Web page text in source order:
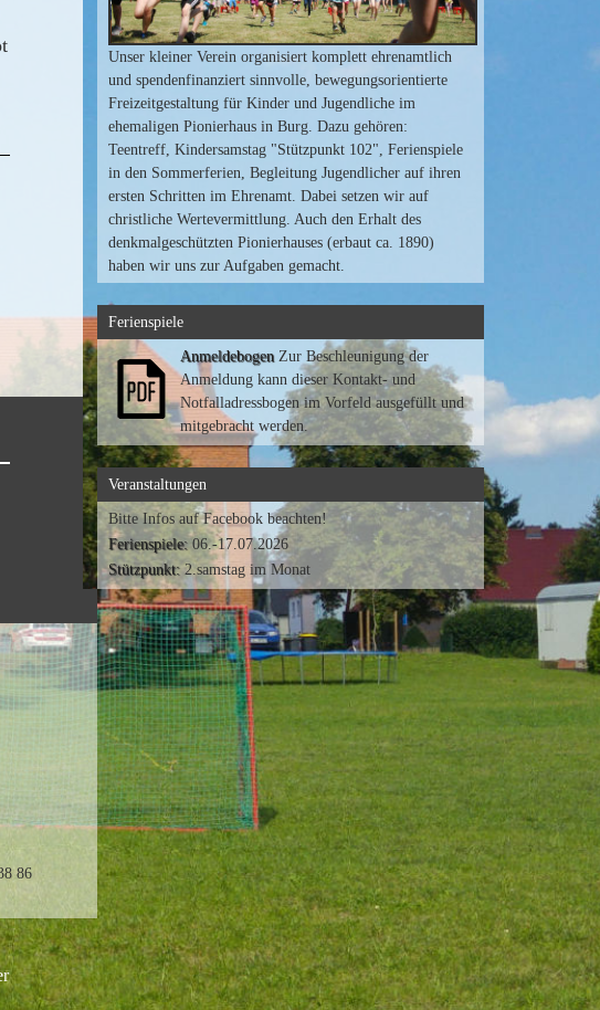
Unser kleiner Verein organisiert komplett ehrenamtlich
und spendenfinanziert sinnvolle, bewegungsorientierte
Freizeitgestaltung für Kinder und Jugendliche im
ehemaligen Pionierhaus in Burg. Dazu gehören:
Teentreff, Kindersamstag "Stützpunkt 102", Ferienspiele
in den Sommerferien, Begleitung Jugendlicher auf ihren
ersten Schritten im Ehrenamt. Dabei setzen wir auf
christliche Wertevermittlung. Auch den Erhalt des
denkmalgeschützten Pionierhauses (erbaut ca. 1890)
haben wir uns zur Aufgaben gemacht.
Ferienspiele
AnmeldebogenZur Beschleunigung der
Anmeldung kann dieser Kontakt- und
Notfalladressbogen im Vorfeld ausgefüllt und
mitgebracht werden.
Veranstaltungen
Bitte Infos auf Facebook beachten!
Ferienspiele:06.-17.07.2026
Stützpunkt:2.samstag im Monat
86